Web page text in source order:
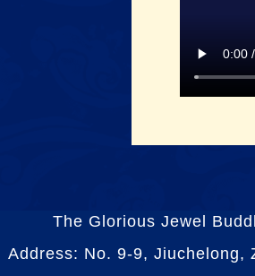
The Glorious Jewel
Address: No. 9-9, Jiuchelong,